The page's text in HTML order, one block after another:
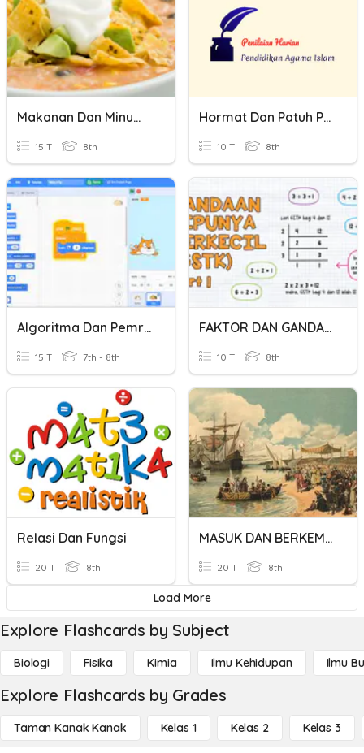
Makanan Dan Minuma Yang Halal Dan Haram
15 T 8th
Hormat Dan Patuh Pada Orangbtua Dan Guru
10 T 8th
Algoritma Dan Pemrograman
15 T 7th - 8th
FAKTOR DAN GANDAAN
10 T 8th
Relasi Dan Fungsi
20 T 8th
MASUK DAN BERKEMBANGNYA KOLONIALISME DAN IMPERIALISME EROPA
20 T 8th
Load More
Explore Flashcards by Subject
Biologi Fisika Kimia Ilmu Kehidupan Ilmu
Explore Flashcards by Grades
Taman Kanak Kanak Kelas 1 Kelas 2 Kelas 3